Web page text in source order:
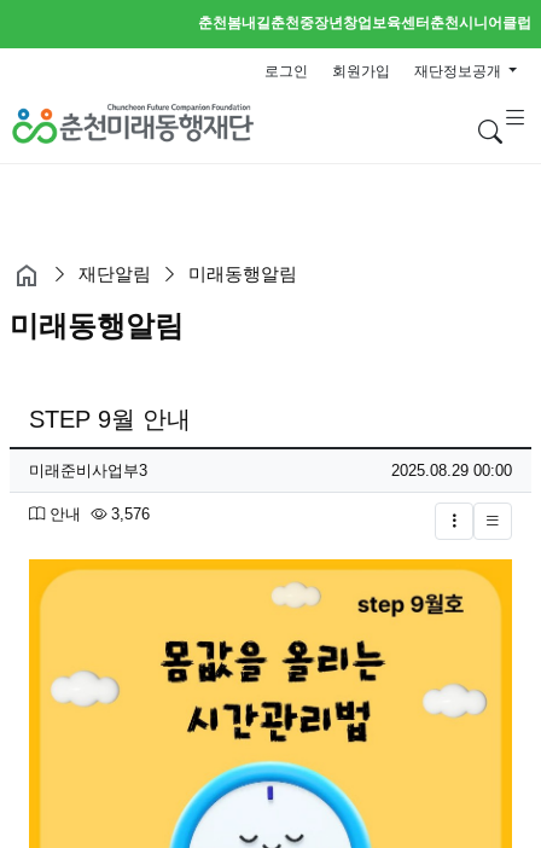
춘천봄내길춘천중장년창업보육센터 춘천시니어클럽
로그인 회원가입 재단정보공개
검
재단알림 미래동행알림
미래동행알림
STEP 9월 안내
페이지 정보
작성자
미래준비사업부3 작성일
2025.08.29 00:00
분류
안내 3,576조회
글버튼
본문